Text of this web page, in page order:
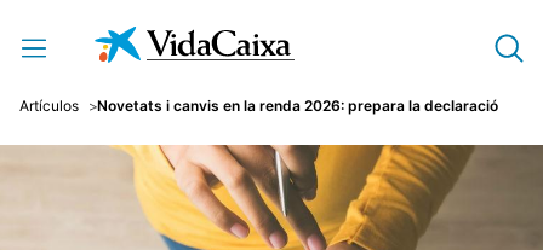
Salta al contingut principal
Artículos Novetats i canvis en la renda 2026: prepara la declaració